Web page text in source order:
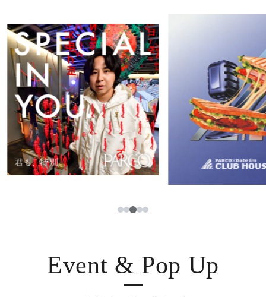
ニュース
レストラン・カフェ
TAX FREE
PARCOメンバーズ
JP
한국어
ภาษาไทย
日本語
1234
Event & Pop Up